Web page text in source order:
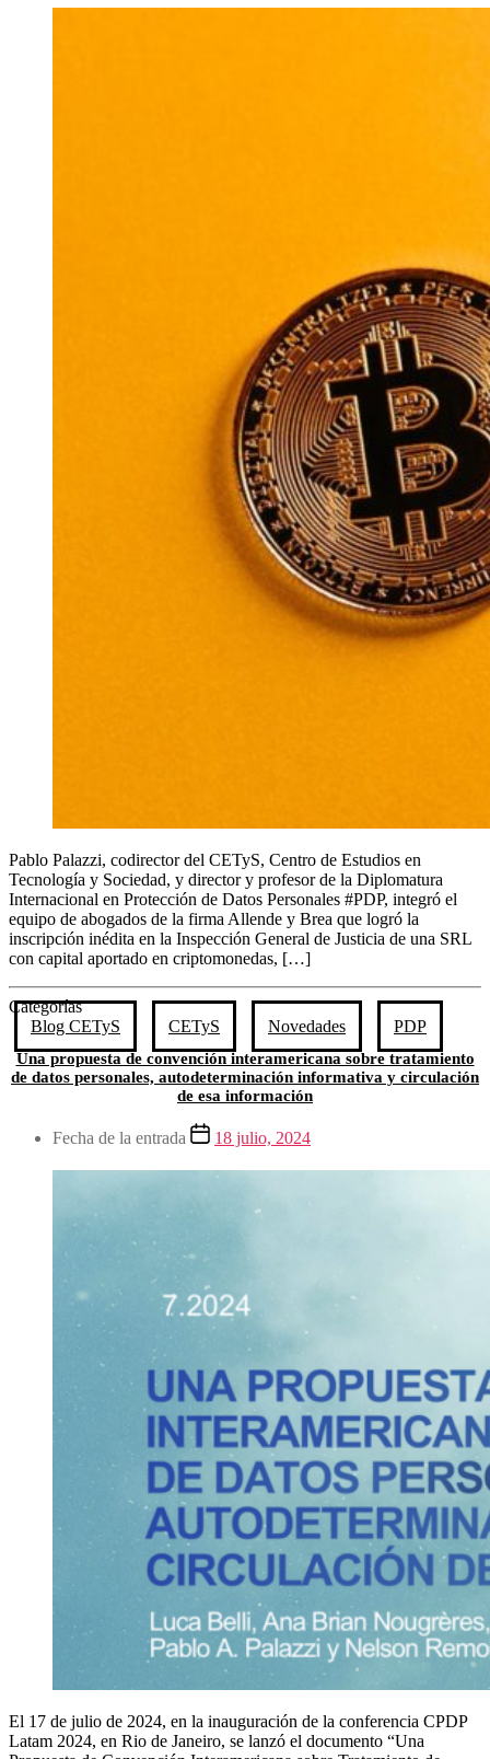
Pablo Palazzi⁩, codirector del CETyS, Centro de Estudios en
Tecnología y Sociedad, y director y profesor de la Diplomatura
Internacional en Protección de Datos Personales #PDP, integró el
equipo de abogados de la firma Allende y Brea que logró la
inscripción inédita en la Inspección General de Justicia de una SRL
con capital aportado en criptomonedas, […]
Categorías
Blog CETyS
CETyS Novedades PDP
Una propuesta de convención interamericana sobre tratamiento
de datos personales, autodeterminación informativa y circulación
de esa información
Fecha de la entrada 18 julio, 2024
El 17 de julio de 2024, en la inauguración de la conferencia CPDP
Latam 2024, en Rio de Janeiro, se lanzó el documento “Una